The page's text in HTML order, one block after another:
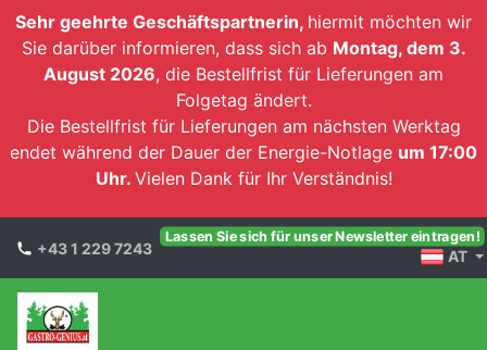
Sehr geehrte Geschäftspartnerin, hiermit möchten wir
Sie darüber informieren, dass sich ab Montag, dem 3.
August 2026, die Bestellfrist für Lieferungen am
Folgetag ändert.
Die Bestellfrist für Lieferungen am nächsten Werktag
endet während der Dauer der Energie-Notlage um 17:00
Uhr. Vielen Dank für Ihr Verständnis!
+43 1 229 7243
Lassen Sie sich für unser Newsletter eintragen!
AT